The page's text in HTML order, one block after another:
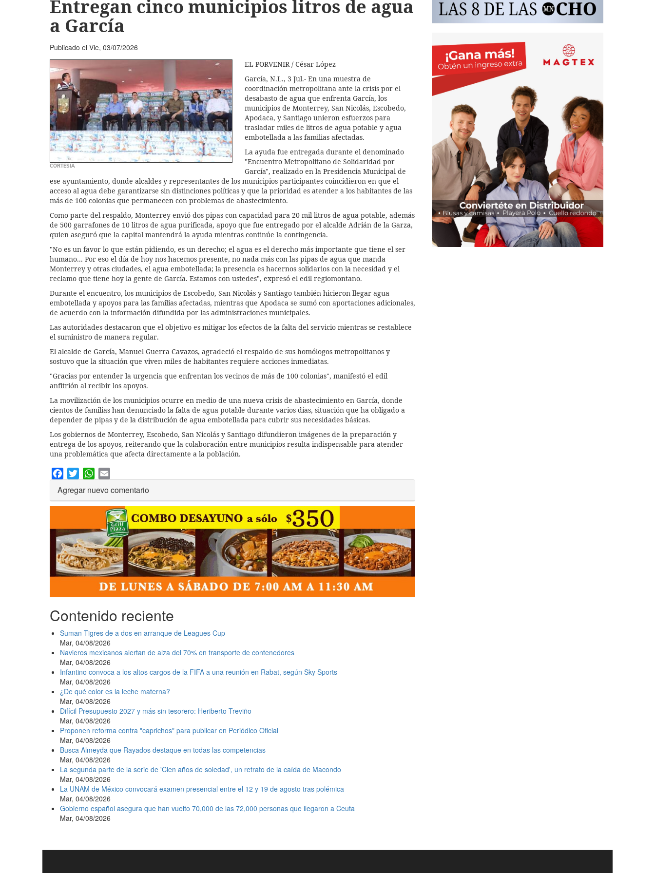
Entregan cinco municipios litros de agua
a García
Publicado el Vie, 03/07/2026
CORTESÍA
EL PORVENIR / César López
García, N.L., 3 Jul.- En una muestra de
coordinación metropolitana ante la crisis por el
desabasto de agua que enfrenta García, los
municipios de Monterrey, San Nicolás, Escobedo,
Apodaca, y Santiago unieron esfuerzos para
trasladar miles de litros de agua potable y agua
embotellada a las familias afectadas.
La ayuda fue entregada durante el denominado
"Encuentro Metropolitano de Solidaridad por
García", realizado en la Presidencia Municipal de
ese ayuntamiento, donde alcaldes y representantes de los municipios participantes coincidieron en que el
acceso al agua debe garantizarse sin distinciones políticas y que la prioridad es atender a los habitantes de las
más de 100 colonias que permanecen con problemas de abastecimiento.
Como parte del respaldo, Monterrey envió dos pipas con capacidad para 20 mil litros de agua potable, además
de 500 garrafones de 10 litros de agua purificada, apoyo que fue entregado por el alcalde Adrián de la Garza,
quien aseguró que la capital mantendrá la ayuda mientras continúe la contingencia.
"No es un favor lo que están pidiendo, es un derecho; el agua es el derecho más importante que tiene el ser
humano... Por eso el día de hoy nos hacemos presente, no nada más con las pipas de agua que manda
Monterrey y otras ciudades, el agua embotellada; la presencia es hacernos solidarios con la necesidad y el
reclamo que tiene hoy la gente de García. Estamos con ustedes", expresó el edil regiomontano.
Durante el encuentro, los municipios de Escobedo, San Nicolás y Santiago también hicieron llegar agua
embotellada y apoyos para las familias afectadas, mientras que Apodaca se sumó con aportaciones adicionales,
de acuerdo con la información difundida por las administraciones municipales.
Las autoridades destacaron que el objetivo es mitigar los efectos de la falta del servicio mientras se restablece
el suministro de manera regular.
El alcalde de García, Manuel Guerra Cavazos, agradeció el respaldo de sus homólogos metropolitanos y
sostuvo que la situación que viven miles de habitantes requiere acciones inmediatas.
"Gracias por entender la urgencia que enfrentan los vecinos de más de 100 colonias", manifestó el edil
anfitrión al recibir los apoyos.
La movilización de los municipios ocurre en medio de una nueva crisis de abastecimiento en García, donde
cientos de familias han denunciado la falta de agua potable durante varios días, situación que ha obligado a
depender de pipas y de la distribución de agua embotellada para cubrir sus necesidades básicas.
Los gobiernos de Monterrey, Escobedo, San Nicolás y Santiago difundieron imágenes de la preparación y
entrega de los apoyos, reiterando que la colaboración entre municipios resulta indispensable para atender
una problemática que afecta directamente a la población.
Facebook
TwitterWhatsApp
Agregar nuevo comentario
Contenido reciente
Suman Tigres de a dos en arranque de Leagues Cup
Mar, 04/08/2026
Navieros mexicanos alertan de alza del 70% en transporte de contenedores
Mar, 04/08/2026
Infantino convoca a los altos cargos de la FIFA a una reunión en Rabat, según Sky Sports
Mar, 04/08/2026
¿De qué color es la leche materna?
Mar, 04/08/2026
Difícil Presupuesto 2027 y más sin tesorero: Heriberto Treviño
Mar, 04/08/2026
Proponen reforma contra "caprichos" para publicar en Periódico Oficial
Mar, 04/08/2026
Busca Almeyda que Rayados destaque en todas las competencias
Mar, 04/08/2026
La segunda parte de la serie de 'Cien años de soledad', un retrato de la caída de Macondo
Mar, 04/08/2026
La UNAM de México convocará examen presencial entre el 12 y 19 de agosto tras polémica
Mar, 04/08/2026
Gobierno español asegura que han vuelto 70,000 de las 72,000 personas que llegaron a Ceuta
Mar, 04/08/2026